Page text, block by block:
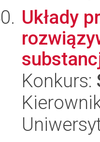
Układy
Konkurs: